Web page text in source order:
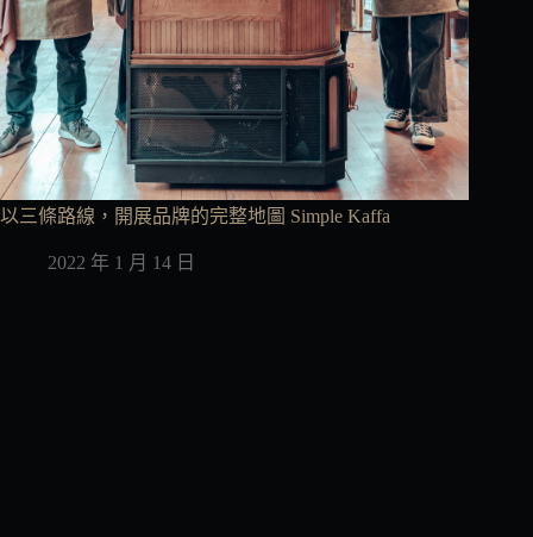
以三條路線，開展品牌的完整地圖 Simple Kaffa
2022 年 1 月 14 日